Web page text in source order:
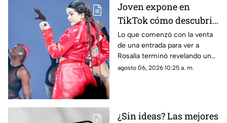
Joven expone en
TikTok cómo descubrió
una presunta
infidelidad por un
boleto de Rosalía
Lo que comenzó con la venta
de una entrada para ver a
Rosalía terminó revelando un
presunto engaño amoroso que
agosto 06, 2026 10:25 a. m.
¿Sin ideas? Las mejores